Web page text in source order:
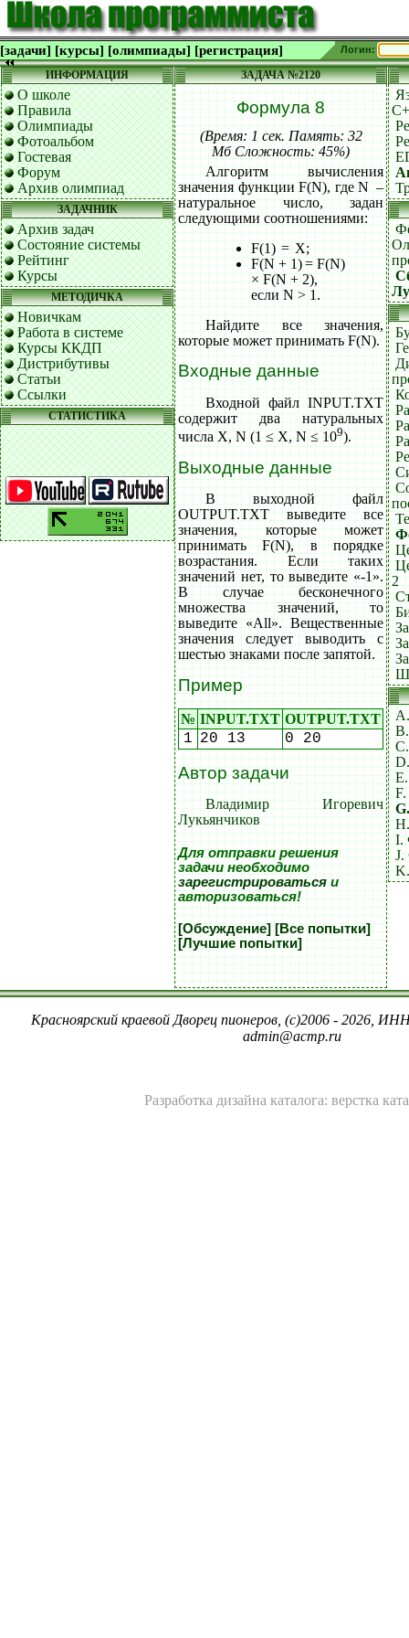
[задачи] [курсы] [олимпиады] [регистрация] Логин:
ИНФОРМАЦИЯ
О школе
Правила
Олимпиады
Фотоальбом
Гостевая
Форум
Архив олимпиад
ЗАДАЧНИК
Архив задач
Состояние системы
Рейтинг
Курсы
МЕТОДИЧКА
Новичкам
Работа в системе
Курсы ККДП
Дистрибутивы
Статьи
Ссылки
СТАТИСТИКА
ЗАДАЧА №2120
Формула 8
(Время: 1 сек. Память: 32
Мб Сложность: 45%)
Алгоритм вычисления
значения функции F(N), где N –
натуральное число, задан
следующими соотношениями:
F(1) = X;
F(N + 1) = F(N)
× F(N + 2),
если N > 1.
Найдите все значения,
которые может принимать F(N).
Входные данные
Входной файл INPUT.TXT
содержит два натуральных
числа X, N (1 ≤ X, N ≤ 109).
Выходные данные
В выходной файл
OUTPUT.TXT выведите все
значения, которые может
принимать F(N), в порядке
возрастания. Если таких
значений нет, то выведите «-1».
В случае бесконечного
множества значений, то
выведите «All». Вещественные
значения следует выводить с
шестью знаками после запятой.
Пример
№ INPUT.TXT OUTPUT.TXT
1 20 13 0 20
Автор задачи
Владимир Игоревич
Лукьянчиков
Для отправки решения
задачи необходимо
зарегистрироватьсяи
авторизоваться!
[Обсуждение] [Все попытки]
[Лучшие попытки]
2
I.
J.
Красноярский краевой Дворец пионеров, (c)2006 - 2026,
admin@acmp.ru
Разработка дизайна каталога: верстка